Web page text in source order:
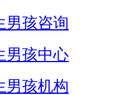
男孩咨询
男孩中心
男孩机构